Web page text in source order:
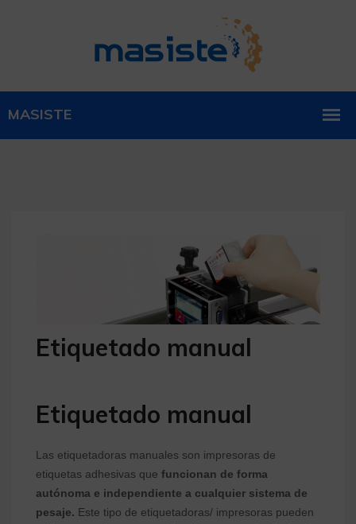
Etiquetado manual
Etiquetado manual
Las etiquetadoras manuales son impresoras de
etiquetas adhesivas que funcionan de forma
autónoma e independiente a cualquier sistema de
pesaje. Este tipo de etiquetadoras/ impresoras pueden